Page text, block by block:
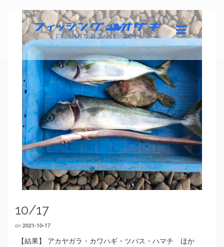
10/17
on 2021-10-17
【結果】 アカヤガラ・カワハギ・ツバス・ハマチ ほか